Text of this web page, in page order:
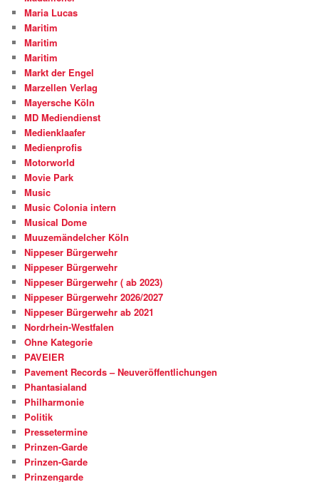
Maria Lucas
Maritim
Maritim
Maritim
Markt der Engel
Marzellen Verlag
Mayersche Köln
MD Mediendienst
Medienklaafer
Medienprofis
Motorworld
Movie Park
Music
Music Colonia intern
Musical Dome
Muuzemändelcher Köln
Nippeser Bürgerwehr
Nippeser Bürgerwehr
Nippeser Bürgerwehr ( ab 2023)
Nippeser Bürgerwehr 2026/2027
Nippeser Bürgerwehr ab 2021
Nordrhein-Westfalen
Ohne Kategorie
PAVEIER
Pavement Records – Neuveröffentlichungen
Phantasialand
Philharmonie
Politik
Pressetermine
Prinzen-Garde
Prinzen-Garde
Prinzengarde